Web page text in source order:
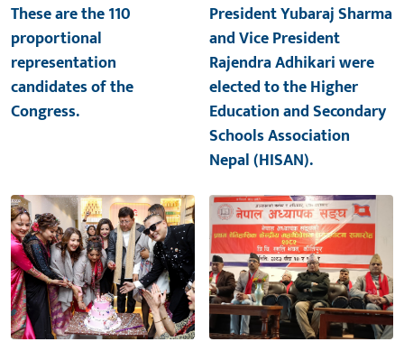
These are the 110
proportional
representation
candidates of the
Congress.
President Yubaraj Sharma
and Vice President
Rajendra Adhikari were
elected to the Higher
Education and Secondary
Schools Association
Nepal (HISAN).